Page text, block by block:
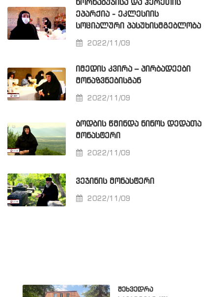
ᲮᲝᲠᲜᲐᲑᲣᲯᲘᲡᲐ ᲓᲐ ᲰᲔᲠᲔᲗᲘᲡ
ᲔᲞᲐᲠᲥᲘᲐ - ᲔᲙᲚᲔᲡᲘᲘᲡ
ᲡᲝᲪᲘᲐᲚᲣᲠᲘ ᲞᲐᲡᲣᲮᲘᲡᲛᲒᲔᲑᲚᲝᲑᲐ
2022/11/09
ᲘᲛᲔᲓᲘᲡ ᲙᲕᲘᲠᲐ – ᲞᲘᲠᲑᲐᲓᲔᲔᲑᲘ
ᲛᲝᲜᲐᲖᲕᲜᲔᲑᲘᲡᲒᲐᲜ
2022/11/09
ᲑᲝᲓᲑᲘᲡ ᲬᲛᲘᲜᲓᲐ ᲜᲘᲜᲝᲡ ᲓᲔᲓᲐᲗᲐ
ᲛᲝᲜᲐᲡᲢᲔᲠᲘ
2022/11/09
ᲕᲔᲯᲘᲜᲘᲡ ᲛᲝᲜᲐᲡᲢᲔᲠᲘ
2022/11/09
შეხვედრა